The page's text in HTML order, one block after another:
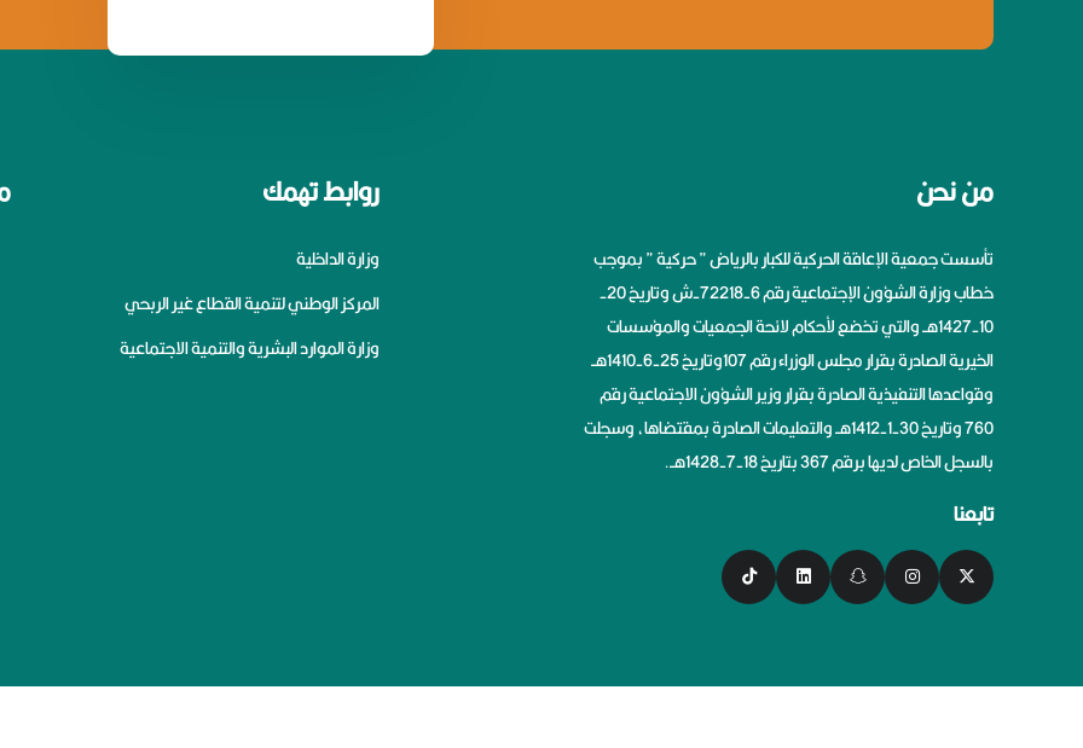
من نحن
تأسست جمعية الإعاقة الحركية للكبار بالرياض ” حركية ” بموجب
خطاب وزارة الشؤون الإجتماعية رقم 6-72218-ش وتاريخ 20-
10-1427هــ والتي تخضع لأحكام لائحة الجمعيات والمؤسسات
الخيرية الصادرة بقرار مجلس الوزراء رقم 107وتاريخ 25-6-1410هــ
وقواعدها التنفيذية الصادرة بقرار وزير الشؤون الاجتماعية رقم
760 وتاريخ 30-1-1412هــ والتعليمات الصادرة بمقتضاها، وسجلت
بالسجل الخاص لديها برقم 367 بتاريخ 18-7-1428هــ.
تابعنا
روابط تهمك
وزارة الداخلية
المركز الوطني لتنمية القطاع غير الربحي
وزارة الموارد البشرية والتنمية الاجتماعية